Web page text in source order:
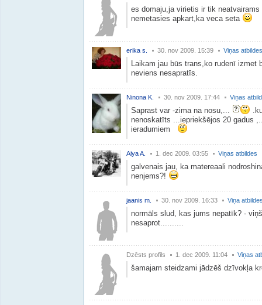
es domaju,ja virietis ir tik
nemetasies apkart,ka veca seta
erika s. 30. nov 2009. 15:39 Viņas atbildes
Laikam jau būs trans,ko rudenī izmet
neviens nesapratīs.
Ninona K. 30. nov 2009. 17:44 Viņas
Saprast var -zima na nosu,...
nenoskatīts ...iepriekšējos 20 gadus
ieradumiem
Aiya A. 1. dec 2009. 03:55 Viņas atbildes
galvenais jau, ka matereaali
nenjems?!
jaanis m. 30. nov 2009. 16:33 Viņa
normāls slud, kas jums nepatīk? -
nesaprot..........
Dzēsts profils 1. dec 2009. 11:04 Viņas
šamajam steidzami jādzēš dzīvokļa